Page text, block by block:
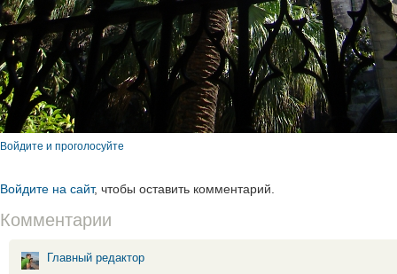
Войдите и проголосуйте
Войдите на сайт, чтобы оставить комментарий.
Комментарии
Главный редактор